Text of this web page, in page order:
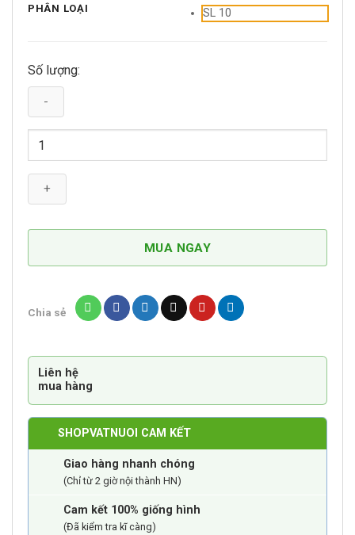
PHÂN LOẠI
SL 10
Số lượng:
Cám
Chào
Mào
Trứng
Khánh
số
MUA NGAY
Chia sẻ
Liên hệ
mua hàng
SHOPVATNUOI CAM KẾT
Giao hàng nhanh chóng
(Chỉ từ 2 giờ nội thành HN)
Cam kết 100% giống hình
(Đã kiểm tra kĩ càng)